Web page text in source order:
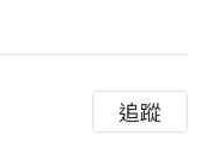
追蹤